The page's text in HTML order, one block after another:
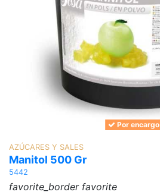
Por encargo
AZÚCARES Y SALES
Manitol 500 Gr
5442
favorite_border favorite